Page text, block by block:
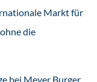
Markt für
die
bei Meyer Burger